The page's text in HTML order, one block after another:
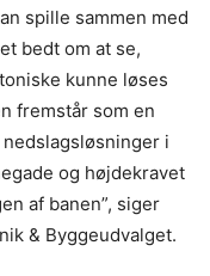
spille sammen med
bedt om at se,
kunne løses
fremstår som en
i
og højdekravet
af banen”, siger
& Byggeudvalget.